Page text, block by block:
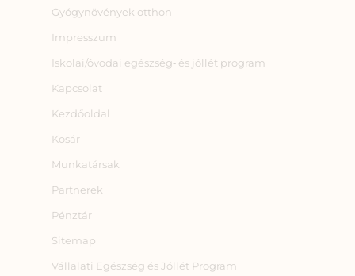
Gyógynövények otthon
Impresszum
Iskolai/óvodai egészség‑ és jóllét program
Kapcsolat
Kezdőoldal
Kosár
Munkatársak
Partnerek
Pénztár
Sitemap
Vállalati Egészség és Jóllét Program